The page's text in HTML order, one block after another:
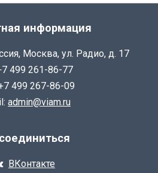
информация
Москва, ул. Радио, д. 17
499 261-86-77
499 267-86-09
admin@viam.ru
ВКонтакте